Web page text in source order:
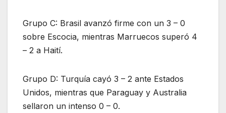
Grupo C: Brasil avanzó firme con un 3 – 0
sobre Escocia, mientras Marruecos superó 4
– 2 a Haití.
Grupo D: Turquía cayó 3 – 2 ante Estados
Unidos, mientras que Paraguay y Australia
sellaron un intenso 0 – 0.